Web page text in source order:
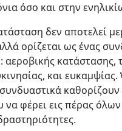
όσο και στην
δεν αποτελεί
ορίζεται ως ένας
αεροβικής κατάστασης,
και ευκαμψίας.
να φέρει εις πέρας